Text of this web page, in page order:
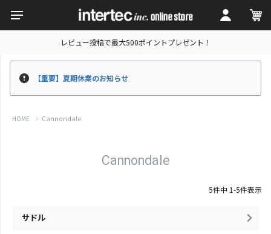
レビュー投稿で最大500ポイントプレゼント！
【重要】夏期休業のお知らせ
HOME Cannondale
Cannondale
5件中 1-5件表示
サドル